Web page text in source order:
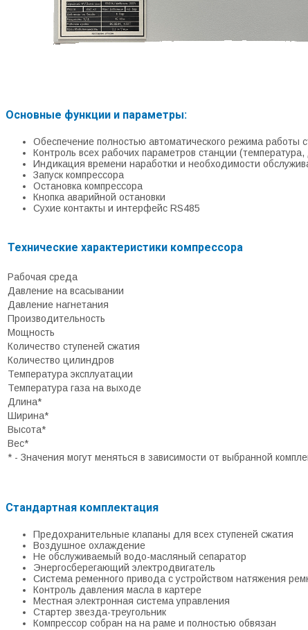
Основные функции и параметры:
Обеспечение полностью автоматического режима работы
Контроль всех рабочих параметров станции
Индикация времени наработки и необходимости
Запуск компрессора
Остановка компрессора
Кнопка аварийной остановки
Сухие контакты и интерфейс RS485
Технические характеристики компрессора
Рабочая среда
Давление на всасывании
Давление нагнетания
Производительность
Мощность
Количество ступеней сжатия
Количество цилиндров
Температура эксплуатации
Температура газа на выходе
Длина*
Ширина*
Высота*
Вес*
* - Значения могут меняться в зависимости от выбранной
Стандартная комплектация
Предохранительные клапаны для всех ступеней сжатия
Воздушное охлаждение
Не обслуживаемый водо-масляный сепаратор
Энергосберегающий электродвигатель
Система ременного привода с устройством натяжения
Контроль давления масла в картере
Местная электронная система управления
Стартер звезда-треугольник
Компрессор собран на на раме и полностью обвязан